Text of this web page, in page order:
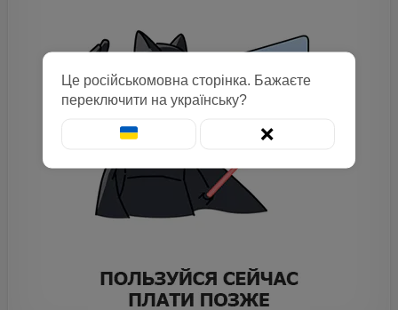
Це російськомовна сторінка. Бажаєте
переключити на українську?
❌